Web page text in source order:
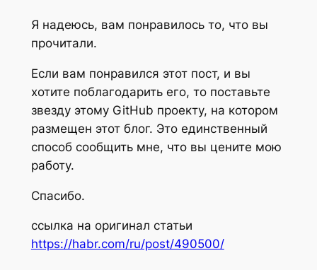
Я надеюсь, вам понравилось то, что вы
прочитали.
Если вам понравился этот пост, и вы
хотите поблагодарить его, то поставьте
звезду этому GitHub проекту, на котором
размещен этот блог. Это единственный
способ сообщить мне, что вы цените мою
работу.
Спасибо.
ссылка на оригинал статьи
https://habr.com/ru/post/490500/